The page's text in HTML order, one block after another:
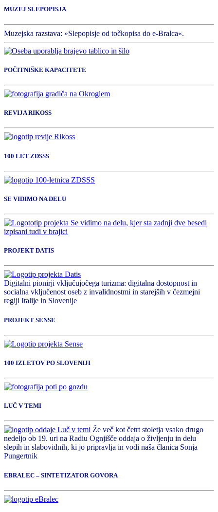
MUZEJ SLEPOPISJA
Muzejska razstava: »Slepopisje od točkopisa do e-Bralca«.
POČITNIŠKE KAPACITETE
REVIJA RIKOSS
100 LET ZDSSS
SE VIDIMO NA DELU
PROJEKT DATIS
Digitalni pionirji vključujočega turizma: digitalna dostopnost in
socialna vključenost oseb z invalidnostmi in starejših v čezmejni
regiji Italije in Slovenije
PROJEKT SENSE
100 IZLETOV PO SLOVENIJI
LUČ V TEMI
Že več kot četrt stoletja vsako drugo
nedeljo ob 19. uri na Radiu Ognjišče oddaja o življenju in delu
slepih in slabovidnih, ki jo pripravlja in vodi naša članica Sonja
Pungertnik
EBRALEC – SINTETIZATOR GOVORA